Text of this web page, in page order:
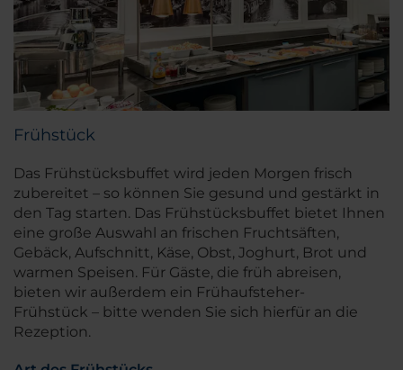
Frühstück
Das Frühstücksbuffet wird jeden Morgen frisch
zubereitet – so können Sie gesund und gestärkt in
den Tag starten. Das Frühstücksbuffet bietet Ihnen
eine große Auswahl an frischen Fruchtsäften,
Gebäck, Aufschnitt, Käse, Obst, Joghurt, Brot und
warmen Speisen. Für Gäste, die früh abreisen,
bieten wir außerdem ein Frühaufsteher-
Frühstück – bitte wenden Sie sich hierfür an die
Rezeption.